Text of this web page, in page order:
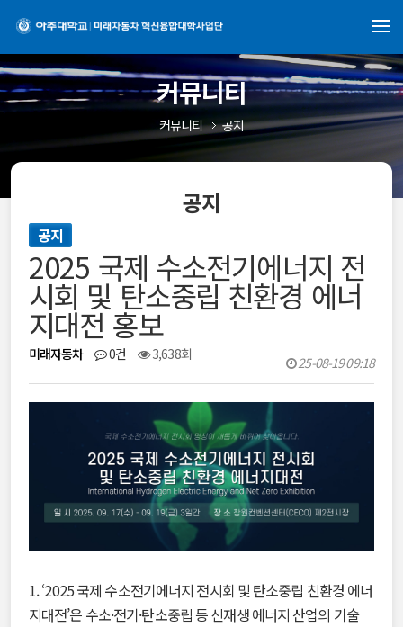
커뮤니티
커뮤니티 공지
공지
공지
2025 국제 수소전기에너지 전
시회 및 탄소중립 친환경 에너
지대전 홍보
미래자동차 0건 3,638회 25-08-19 09:18
1. ‘2025 국제 수소전기에너지 전시회 및 탄소중립 친환경 에너
지대전’은 수소·전기·탄소중립 등 신재생 에너지 산업의 기술